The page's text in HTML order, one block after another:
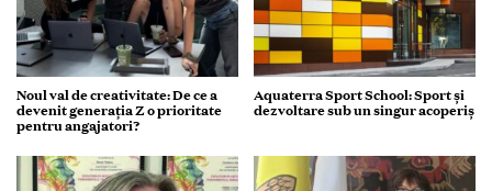
Noul val de creativitate: De ce a
devenit generația Z o prioritate
pentru angajatori?
Aquaterra Sport School: Sport și
dezvoltare sub un singur acoperiș